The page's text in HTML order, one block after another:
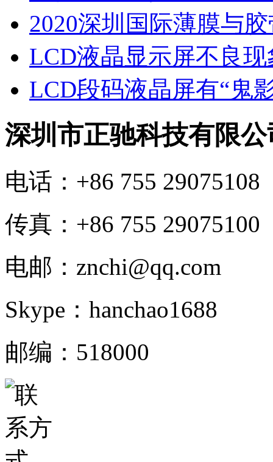
2020深圳国际薄膜与
LCD液晶显示屏不良
LCD段码液晶屏有“鬼
深圳市正驰科技有限公
电话：+86 755 29075108
传真：+86 755 29075100
电邮：znchi@qq.com
Skype：hanchao1688
邮编：518000